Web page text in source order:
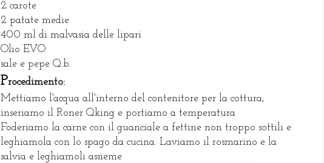
2 carote
2 patate medie
400 ml di malvasia delle lipari
Olio EVO
sale e pepe Q.b.
Procedimento:
Mettiamo l'acqua all'interno del contenitore per la cottura,
inseriamo il Roner Qking e portiamo a temperatura
Foderiamo la carne con il guanciale a fettine non troppo sottili e
leghiamola con lo spago da cucina. Laviamo il rosmarino e la
salvia e leghiamoli assieme